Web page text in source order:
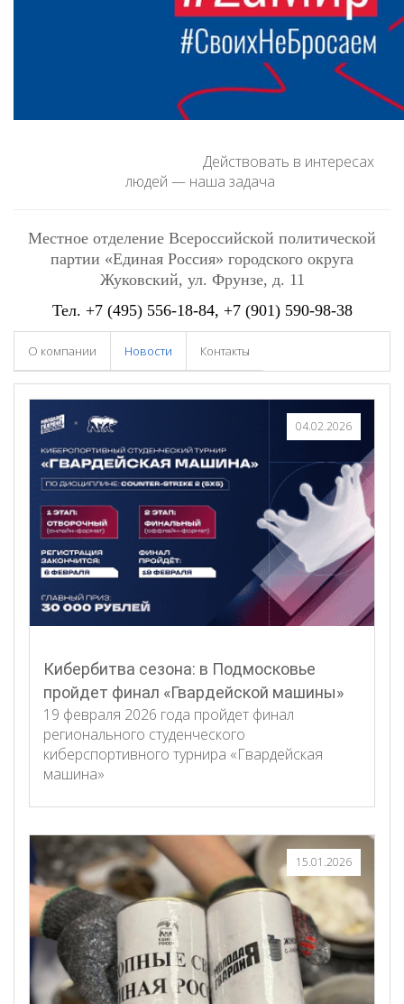
Действовать в интересах
людей — наша задача
Местное отделение Всероссийской политической
партии «Единая Россия» городского округа
Жуковский, ул. Фрунзе, д. 11
Тел. +7 (495) 556-18-84, +7 (901) 590-98-38
О компании Новости Контакты
04.02.2026
Кибербитва сезона: в Подмосковье
пройдет финал «Гвардейской машины»
19 февраля 2026 года пройдет финал
регионального студенческого
киберспортивного турнира «Гвардейская
машина»
15.01.2026